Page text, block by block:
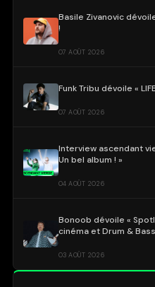
Basile Zivanovic dévoile
!
07 AOÛT 2026
Funk Tribu dévoile «
07 AOÛT 2026
Interview ascendant
Un bel album ! »
04 AOÛT 2026
Bonoob dévoile «
cinéma et Drum &
03 AOÛT 2026